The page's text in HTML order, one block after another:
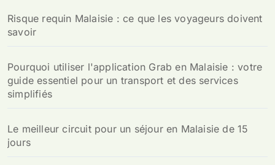
Risque requin Malaisie : ce que les voyageurs doivent
savoir
Pourquoi utiliser l'application Grab en Malaisie : votre
guide essentiel pour un transport et des services
simplifiés
Le meilleur circuit pour un séjour en Malaisie de 15
jours